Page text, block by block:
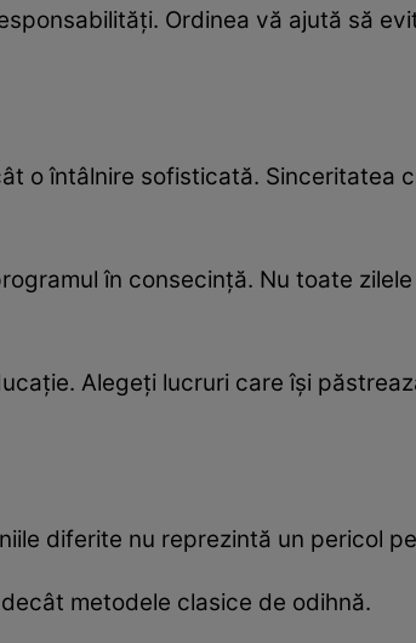
Ordinea vă ajută să
o întâlnire sofisticată. Sinceritatea
în consecință. Nu toate
Alegeți lucruri care își
diferite nu reprezintă un pericol
metodele clasice de odihnă.